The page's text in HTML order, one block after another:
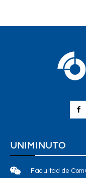
UNIMINUTO
Facultad de